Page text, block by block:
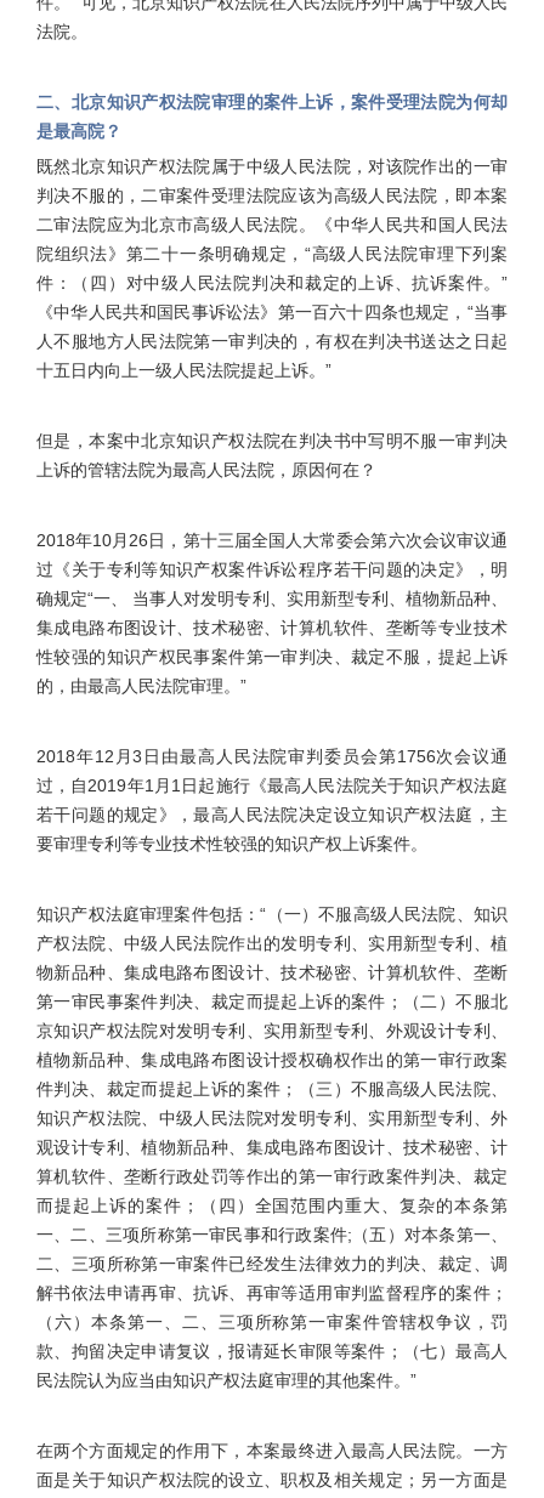
法院。
二、北京知识产权法院审理的案件上诉，案件受理法院为何却
是最高院？
既然北京知识产权法院属于中级人民法院，对该院作出的一审
判决不服的，二审案件受理法院应该为高级人民法院，即本案
二审法院应为北京市高级人民法院。《中华人民共和国人民法
院组织法》第二十一条明确规定，“高级人民法院审理下列案
件：（四）对中级人民法院判决和裁定的上诉、抗诉案件。”
《中华人民共和国民事诉讼法》第一百六十四条也规定，“当事
人不服地方人民法院第一审判决的，有权在判决书送达之日起
十五日内向上一级人民法院提起上诉。”
但是，本案中北京知识产权法院在判决书中写明不服一审判决
上诉的管辖法院为最高人民法院，原因何在？
2018年10月26日，第十三届全国人大常委会第六次会议审议通
过《关于专利等知识产权案件诉讼程序若干问题的决定》，明
确规定“一、 当事人对发明专利、实用新型专利、植物新品种、
集成电路布图设计、技术秘密、计算机软件、垄断等专业技术
性较强的知识产权民事案件第一审判决、裁定不服，提起上诉
的，由最高人民法院审理。”
2018年12月3日由最高人民法院审判委员会第1756次会议通
过，自2019年1月1日起施行《最高人民法院关于知识产权法庭
若干问题的规定》，最高人民法院决定设立知识产权法庭，主
要审理专利等专业技术性较强的知识产权上诉案件。
知识产权法庭审理案件包括：“（一）不服高级人民法院、知识
产权法院、中级人民法院作出的发明专利、实用新型专利、植
物新品种、集成电路布图设计、技术秘密、计算机软件、垄断
第一审民事案件判决、裁定而提起上诉的案件；（二）不服北
京知识产权法院对发明专利、实用新型专利、外观设计专利、
植物新品种、集成电路布图设计授权确权作出的第一审行政案
件判决、裁定而提起上诉的案件；（三）不服高级人民法院、
知识产权法院、中级人民法院对发明专利、实用新型专利、外
观设计专利、植物新品种、集成电路布图设计、技术秘密、计
算机软件、垄断行政处罚等作出的第一审行政案件判决、裁定
而提起上诉的案件；（四）全国范围内重大、复杂的本条第
一、二、三项所称第一审民事和行政案件;（五）对本条第一、
二、三项所称第一审案件已经发生法律效力的判决、裁定、调
解书依法申请再审、抗诉、再审等适用审判监督程序的案件；
（六）本条第一、二、三项所称第一审案件管辖权争议，罚
款、拘留决定申请复议，报请延长审限等案件；（七）最高人
民法院认为应当由知识产权法庭审理的其他案件。”
在两个方面规定的作用下，本案最终进入最高人民法院。一方
面是关于知识产权法院的设立、职权及相关规定；另一方面是